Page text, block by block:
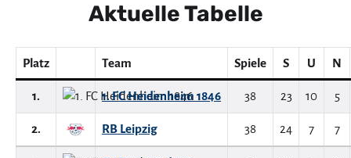
Aktuelle Tabelle
Platz Team Spiele S U N
1. 1. FC Heidenheim 1846 38 23 10 5
2. RB Leipzig 38 24 7 7